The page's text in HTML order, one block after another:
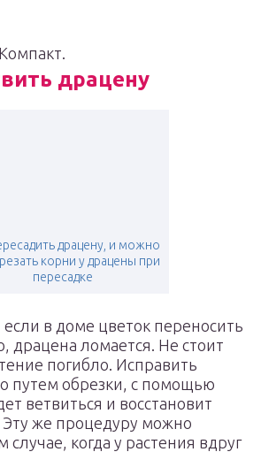
драцену
драцену, и можно
корни у драцены при
пересадке
в доме цветок переносить
драцена ломается. Не стоит
погибло. Исправить
путем обрезки, с помощью
ветвиться и восстановит
же процедуру можно
случае, когда у растения вдруг